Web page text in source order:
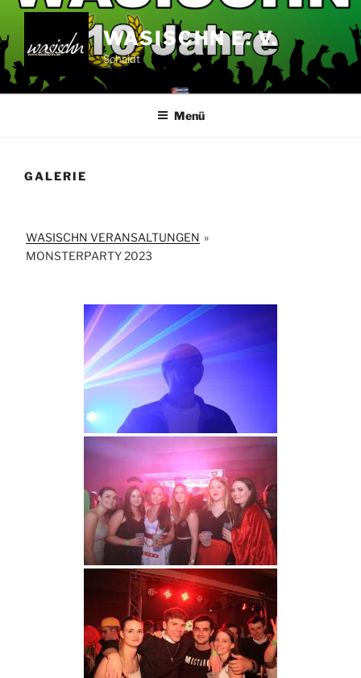
Zum
springen
WASISCHN E. V.
Schaidt
Menü
GALERIE
WASISCHN VERANSALTUNGEN »
MONSTERPARTY 2023